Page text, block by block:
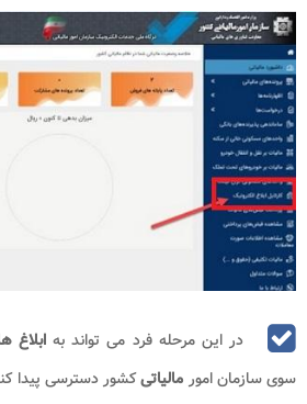
در این مرحله فرد می تواند بهابلاغ
سوی سازمان امور مالیاتی